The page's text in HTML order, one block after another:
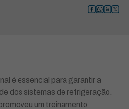
é essencial para garantir a
dos sistemas de refrigeração.
um treinamento